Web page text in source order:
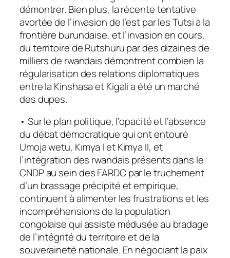
démontrer. Bien plus, la récente tentative
avortée de l’invasion de l’est par les Tutsi à la
frontière burundaise, et l’invasion en cours,
du territoire de Rutshuru par des dizaines de
milliers de rwandais démontrent combien la
régularisation des relations diplomatiques
entre la Kinshasa et Kigali a été un marché
des dupes.
• Sur le plan politique, l’opacité et l’absence
du débat démocratique qui ont entouré
Umoja wetu, Kimya I et Kimya II, et
l’intégration des rwandais présents dans le
CNDP au sein des FARDC par le truchement
d’un brassage précipité et empirique,
continuent à alimenter les frustrations et les
incompréhensions de la population
congolaise qui assiste médusée au bradage
de l’intégrité du territoire et de la
souveraineté nationale. En négociant la paix